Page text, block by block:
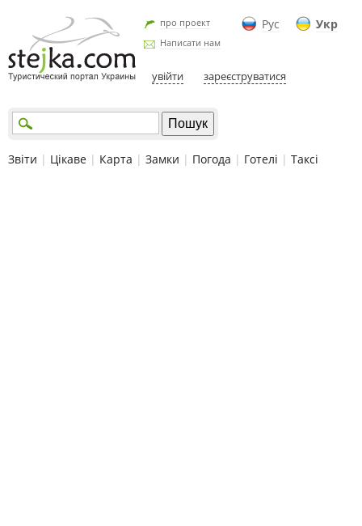
Рус Укр
про проект
Написати нам
увійти зареєструватися
Звіти | Цікаве | Карта | Замки | Погода | Готелі | Таксі